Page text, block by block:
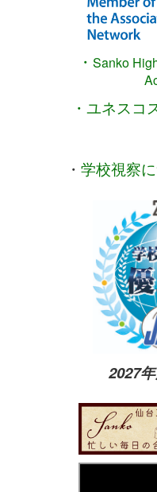
・Sanko
・ユネスコ
・ 学校視察
2027